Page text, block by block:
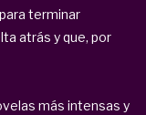
terminar
atrás y que, por
más intensas y